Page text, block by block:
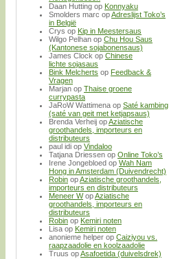
Daan Hutting op Konnyaku
Smolders marc opAdreslijst Toko’s
in België
Crys op Kip in Meestersaus
Wilgo Pelhan op Chu Hou Saus
(Kantonese sojabonensaus)
James Clock op Chinese
lichte sojasaus
Bink Melcherts op Feedback &
Vragen
Marjan op Thaise groene
currypasta
JaRoW Wattimena op Saté kambing
(saté van geit met ketjapsaus)
Brenda Verheij opAziatische
groothandels, importeurs en
distributeurs
paul idi op Vindaloo
Tatjana Driessen op Online Toko’s
Irene Jongebloed op Wah Nam
Hong in Amsterdam (Duivendrecht)
Robin opAziatische groothandels,
importeurs en distributeurs
Meneer WopAziatische
groothandels, importeurs en
distributeurs
Robin op Kemiri noten
Lisa op Kemiri noten
anonieme helper op Caiziyou vs.
raapzaadolie en koolzaadolie
Truus opAsafoetida (duivelsdrek)